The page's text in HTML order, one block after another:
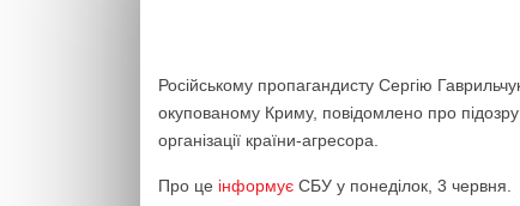
Російському пропагандисту Сергію
окупованому Криму, повідомлено про
організації країни-агресора.
Про це інформує СБУ у понеділок, 3 червня.